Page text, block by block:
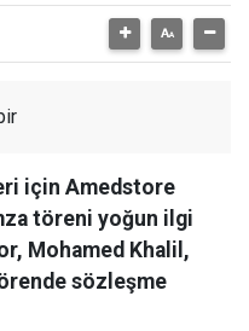
için Amedstore
töreni yoğun ilgi
Mohamed Khalil,
sözleşme